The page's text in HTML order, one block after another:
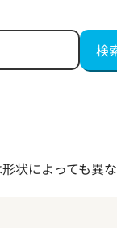
状によっても異な